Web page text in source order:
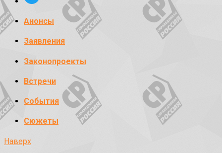
Анонсы
Заявления
Законопроекты
Встречи
События
Сюжеты
Наверх